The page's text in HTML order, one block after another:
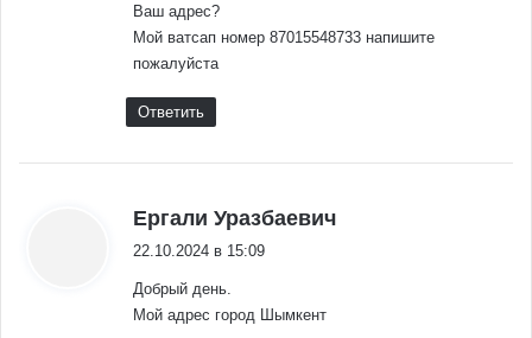
Ваш адрес?
Мой ватсап номер 87015548733 напишите
пожалуйста
Ответить
Ергали Уразбаевич
22.10.2024 в 15:09
Добрый день.
Мой адрес город Шымкент